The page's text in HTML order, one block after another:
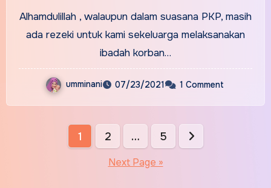
Alhamdulillah , walaupun dalam suasana PKP, masih
ada rezeki untuk kami sekeluarga melaksanakan
ibadah korban…
umminani 07/23/2021 1 Comment
1 2 … 5
Next Page »